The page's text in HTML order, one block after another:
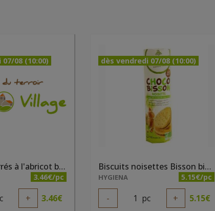
08 (10:00)
Biscuits fourrés à l'abricot bio 150g Elibio
3.46€/pc
+ 3.46€
dès vendredi 07/08 (10:00)
Biscuits noisettes Bisson bio 300g
HYGIENA 5.15€/pc
- 1 pc + 5.15€